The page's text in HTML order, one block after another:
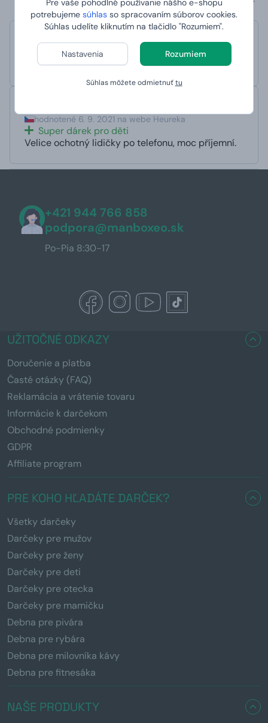
Pre vaše pohodlné používanie nášho e-shopu
potrebujeme súhlas so spracovaním súborov cookies.
Súhlas udelíte kliknutím na tlačidlo "Rozumiem".
Nastavenia Rozumiem
Súhlas môžete odmietnuťtu
Ověřený zákazník
hodnotené 5. 4. 2022 na webe Heureka
Veľmi ochotný ľudí po telefóne, veľmi príjemní.
hodnotené 6. 9. 2021 na webe Heureka
Super dárek pro děti
Velice ochotný lidičky po telefonu, moc příjemní.
+421 944 766 858
podpora@manboxeo.sk
Po-Pia 8:30-17
UŽITOČNÉ ODKAZY
Doručenie a platba
Časté otázky (FAQ)
Reklamácia a vrátenie tovaru
Informácie k darčekom
Obchodné podmienky
GDPR
Affiliate program
PRE KOHO HĽADÁTE DARČEK?
Všetky darčeky
Darčeky pre mužov
Darčeky pre ženy
Darčeky pre deti
Darčeky pre otecka
Darčeky pre mamičku
Debna pre pivára
Debna pre rybára
Debna pre milovníka kávy
Debna pre fitnesáka
NAŠE PRODUKTY